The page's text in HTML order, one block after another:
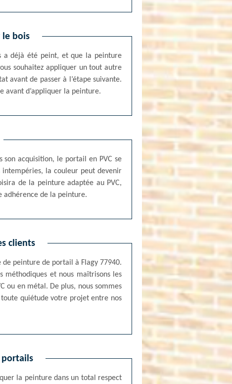
le bois
a déjà été peint, et que la peinture
souhaitez appliquer un tout autre
avant de passer à l’étape suivante.
avant d’appliquer la peinture.
acquisition, le portail en PVC se
intempéries, la couleur peut devenir
de la peinture adaptée au PVC,
adhérence de la peinture.
clients
de peinture de portail à Flagy 77940.
méthodiques et nous maîtrisons les
ou en métal. De plus, nous sommes
quiétude votre projet entre nos
portails
la peinture dans un total respect